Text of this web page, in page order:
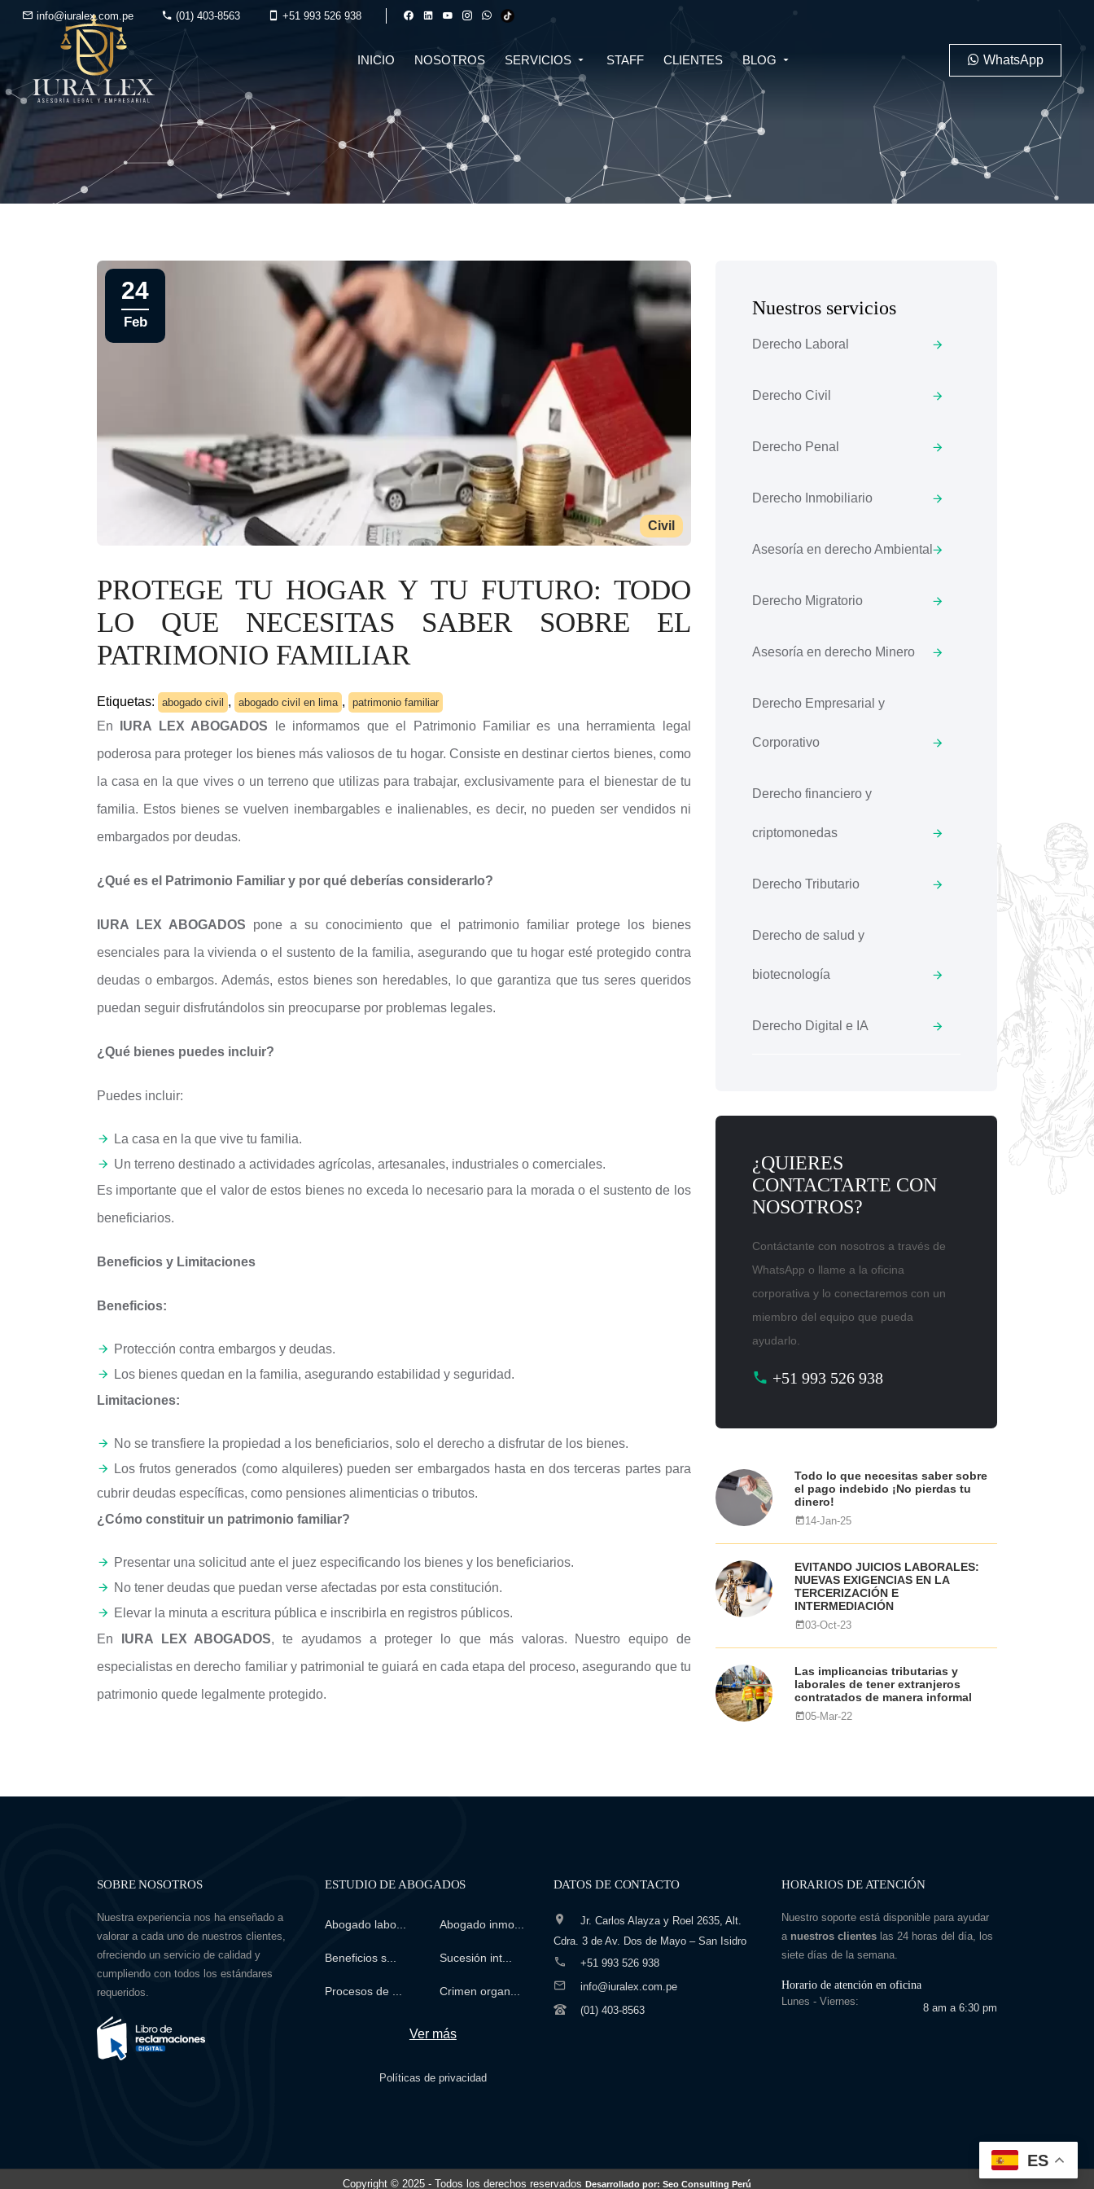
info@iuralex.com.pe (01) 403-8563 +51 993 526 938
INICIO NOSOTROS SERVICIOS
DERECHO FINANCIERO Y
CRIPTOMONEDAS
DERECHO TRIBUTARIO
DERECHO CIVIL
DERECHO DE SALUD Y
BIOTECNOLOGÍA
DERECHO EMPRESARIAL Y
CORPORATIVO
DERECHO DIGITAL E IA
DERECHO INMOBILIARIO DERECHO MIGRATORIO
ASESORÍA EN DERECHO AMBIENTAL ASESORÍA EN DERECHO MINERO
STAFF CLIENTES BLOG
CIVIL
LABORAL
INMOBILIARIO
WhatsApp
Civil
24
Feb
PROTEGE TU HOGAR Y TU FUTURO: TODO
LO QUE NECESITAS SABER SOBRE EL
PATRIMONIO FAMILIAR
Etiquetas: abogado civil , abogado civil en lima , patrimonio familiar
En IURA LEX ABOGADOS le informamos que el Patrimonio Familiar es una herramienta legal
poderosa para proteger los bienes más valiosos de tu hogar. Consiste en destinar ciertos bienes, como
la casa en la que vives o un terreno que utilizas para trabajar, exclusivamente para el bienestar de tu
familia. Estos bienes se vuelven inembargables e inalienables, es decir, no pueden ser vendidos ni
embargados por deudas.
¿Qué es el Patrimonio Familiar y por qué deberías considerarlo?
IURA LEX ABOGADOS pone a su conocimiento que el patrimonio familiar protege los bienes
esenciales para la vivienda o el sustento de la familia, asegurando que tu hogar esté protegido contra
deudas o embargos. Además, estos bienes son heredables, lo que garantiza que tus seres queridos
puedan seguir disfrutándolos sin preocuparse por problemas legales.
¿Qué bienes puedes incluir?
Puedes incluir:
La casa en la que vive tu familia.
Un terreno destinado a actividades agrícolas, artesanales, industriales o comerciales.
Es importante que el valor de estos bienes no exceda lo necesario para la morada o el sustento de los
beneficiarios.
Beneficios y Limitaciones
Beneficios:
Protección contra embargos y deudas.
Los bienes quedan en la familia, asegurando estabilidad y seguridad.
Limitaciones:
No se transfiere la propiedad a los beneficiarios, solo el derecho a disfrutar de los bienes.
Los frutos generados (como alquileres) pueden ser embargados hasta en dos terceras partes para
cubrir deudas específicas, como pensiones alimenticias o tributos.
¿Cómo constituir un patrimonio familiar?
Presentar una solicitud ante el juez especificando los bienes y los beneficiarios.
No tener deudas que puedan verse afectadas por esta constitución.
Elevar la minuta a escritura pública e inscribirla en registros públicos.
En
IURA LEX ABOGADOS, te ayudamos a proteger lo que más valoras. Nuestro equipo de
especialistas en derecho familiar y patrimonial te guiará en cada etapa del proceso, asegurando que tu
patrimonio quede legalmente protegido.
Nuestros servicios
Derecho Laboral
Derecho Civil
Derecho Penal
Derecho Inmobiliario
Asesoría en derecho Ambiental
Derecho Migratorio
Asesoría en derecho Minero
Derecho Empresarial y
Corporativo
Derecho financiero y
criptomonedas
Derecho Tributario
Derecho de salud y
biotecnología
Derecho Digital e IA
¿QUIERES
CONTACTARTE CON
NOSOTROS?
Contáctante con nosotros a través de
WhatsApp o llame a la oficina
corporativa y lo conectaremos con un
miembro del equipo que pueda
ayudarlo.
+51 993 526 938
Todo lo que necesitas saber sobre
el pago indebido ¡No pierdas tu
dinero!
14-Jan-25
EVITANDO JUICIOS LABORALES:
NUEVAS EXIGENCIAS EN LA
TERCERIZACIÓN E
INTERMEDIACIÓN
03-Oct-23
Las implicancias tributarias y
laborales de tener extranjeros
contratados de manera informal
05-Mar-22
SOBRE NOSOTROS
Nuestra experiencia nos ha enseñado a
valorar a cada uno de nuestros clientes,
ofreciendo un servicio de calidad y
cumpliendo con todos los estándares
requeridos.
ESTUDIO DE ABOGADOS
Abogado labo... Abogado inmo...
Beneficios s... Sucesión int...
Procesos de ... Crimen organ...
Ver más
Políticas de privacidad
DATOS DE CONTACTO
Jr. Carlos Alayza y Roel 2635, Alt.
Cdra. 3 de Av. Dos de Mayo – San Isidro
+51 993 526 938
info@iuralex.com.pe
(01) 403-8563
HORARIOS DE ATENCIÓN
Nuestro soporte está disponible para ayudar
a nuestros clienteslas 24 horas del día, los
siete días de la semana.
Horario de atención en oficina
Lunes - Viernes:
8 am a 6:30 pm
Copyright © 2025 - Todos los derechos reservados Desarrollado por: Seo Consulting Perú
ES